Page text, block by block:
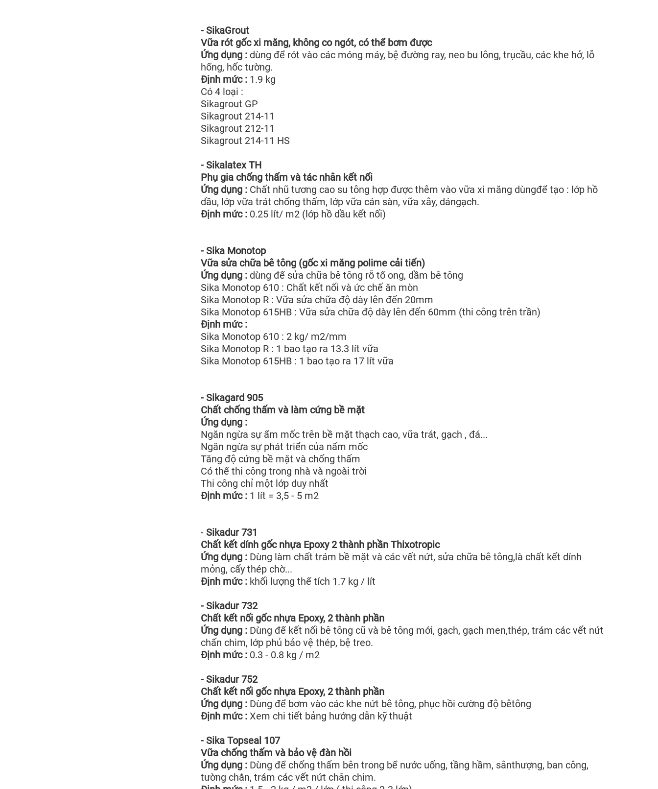
- SikaGrout
Vữa rót gốc xi măng, không co ngót, có thể bơm được
Ứng dụng :dùng để rót vào các móng máy, bệ đường ray, neo bu lông, trụcầu, các khe hở, lỗ
hổng, hốc tường.
Định mức :1.9 kg
Có 4 loại :
Sikagrout GP
Sikagrout 214-11
Sikagrout 212-11
Sikagrout 214-11 HS
- Sikalatex TH
Phụ gia chống thấm và tác nhân kết nối
Ứng dụng :Chất nhũ tương cao su tông hợp được thêm vào vữa xi măng dùngđể tạo : lớp hồ
dầu, lớp vữa trát chống thấm, lớp vữa cán sàn, vữa xây, dángạch.
Định mức :0.25 lít/ m2 (lớp hồ dầu kết nối)
- Sika Monotop
Vữa sửa chữa bê tông (gốc xi măng polime cải tiến)
Ứng dụng :dùng để sửa chữa bê tông rỗ tổ ong, dầm bê tông
Sika Monotop 610 : Chất kết nối và ức chế ăn mòn
Sika Monotop R : Vữa sửa chữa độ dày lên đến 20mm
Sika Monotop 615HB : Vữa sửa chữa độ dày lên đến 60mm (thi công trên trần)
Định mức :
Sika Monotop 610 : 2 kg/ m2/mm
Sika Monotop R : 1 bao tạo ra 13.3 lít vữa
Sika Monotop 615HB : 1 bao tạo ra 17 lít vữa
- Sikagard 905
Chất chống thấm và làm cứng bề mặt
Ứng dụng :
Ngăn ngừa sự ẩm mốc trên bề mặt thạch cao, vữa trát, gạch , đá...
Ngăn ngừa sự phát triển của nấm mốc
Tăng độ cứng bề mặt và chống thấm
Có thể thi công trong nhà và ngoài trời
Thi công chỉ một lớp duy nhất
Định mức : 1 lít = 3,5 - 5 m2
- Sikadur 731
Chất kết dính gốc nhựa Epoxy 2 thành phần Thixotropic
Ứng dụng : Dùng làm chất trám bề mặt và các vết nứt, sửa chữa bê tông,là chất kết dính
mỏng, cấy thép chờ...
Định mức :khối lượng thể tích 1.7 kg / lít
- Sikadur 732
Chất kết nối gốc nhựa Epoxy, 2 thành phần
Ứng dụng :Dùng để kết nối bê tông cũ và bê tông mới, gạch, gạch men,thép, trám các vết nứt
chấn chim, lớp phủ bảo vệ thép, bệ treo.
Định mức :0.3 - 0.8 kg / m2
- Sikadur 752
Chất kết nối gốc nhựa Epoxy, 2 thành phần
Ứng dụng :Dùng để bơm vào các khe nứt bê tông, phục hồi cường độ bêtông
Định mức :Xem chi tiết bảng hướng dẫn kỹ thuật
- Sika Topseal 107
Vữa chống thấm và bảo vệ đàn hồi
Ứng dụng :Dùng để chống thấm bên trong bể nước uống, tầng hầm, sânthượng, ban công,
tường chắn, trám các vết nứt chân chim.